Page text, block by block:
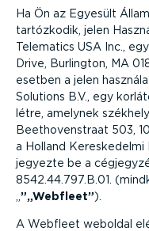
Ha Ön az Egyesült
tartózkodik, jelen
Telematics USA Inc.,
Drive, Burlington, MA
esetben a jelen
Solutions B.V., egy
létre, amelynek
Beetho­venstraat 503,
a Holland Keres­ke­delmi
jegyezte be a
8542.44.797.B.01.
” Webfleet ).
A Webfleet weboldal